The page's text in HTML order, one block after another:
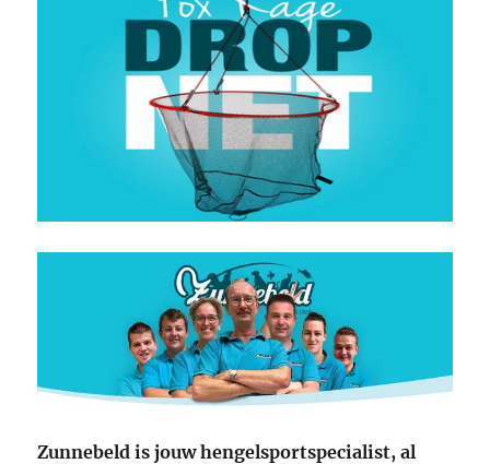
Zunnebeld is jouw hengelsportspecialist, al